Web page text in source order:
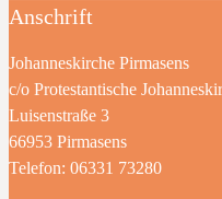
Anschrift
Johanneskirche Pirmasens
c/o Protestantische
Luisenstraße 3
66953 Pirmasens
Telefon: 06331 73280